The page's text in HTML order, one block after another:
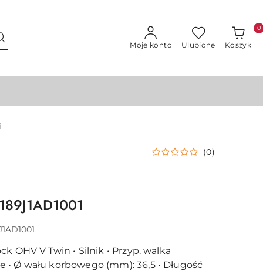
Moje konto Ulubione Koszyk
0
(0)
OHV V Twin • Silnik • Przyp. walka
Ø wału korbowego (mm): 36,5 • Długość